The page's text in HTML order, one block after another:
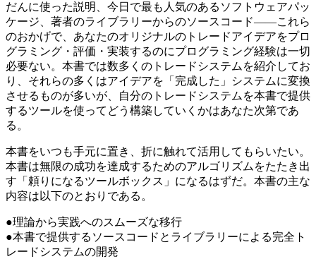
だんに使った説明、今日で最も人気のあるソフトウェアパッ
ケージ、著者のライブラリーからのソースコード――これら
のおかげで、あなたのオリジナルのトレードアイデアをプロ
グラミング・評価・実装するのにプログラミング経験は一切
必要ない。本書では数多くのトレードシステムを紹介してお
り、それらの多くはアイデアを「完成した」システムに変換
させるものが多いが、自分のトレードシステムを本書で提供
するツールを使ってどう構築していくかはあなた次第であ
る。
本書をいつも手元に置き、折に触れて活用してもらいたい。
本書は無限の成功を達成するためのアルゴリズムをたたき出
す「頼りになるツールボックス」になるはずだ。本書の主な
内容は以下のとおりである。
●理論から実践へのスムーズな移行
●本書で提供するソースコードとライブラリーによる完全ト
レードシステムの開発